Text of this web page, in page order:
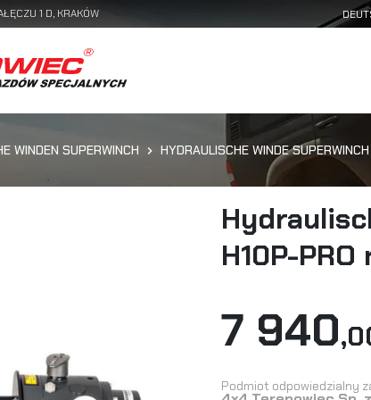
1 D, KRAKÓW
WINDEN SUPERWINCH HYDRAULISCHE WINDE
H10P-
7 940
Podmiot odpowiedzialny